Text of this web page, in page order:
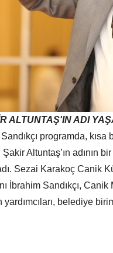
ALTUNTAŞ'IN ADI
programda,
Şakir Altuntaş’ın adının
Sezai Karakoç Canik
İbrahim Sandıkçı,
belediye